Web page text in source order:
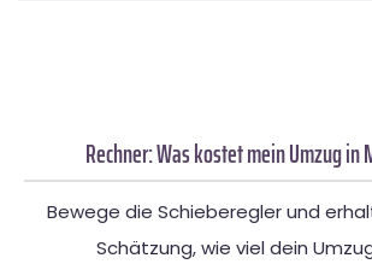
Rechner: Was kostet mein Umzug in
Bewege die Schieberegler und
Schätzung, wie viel dein